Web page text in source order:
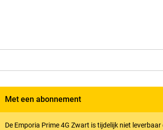
Met een abonnement
De Emporia Prime 4G Zwart is tijdelijk niet